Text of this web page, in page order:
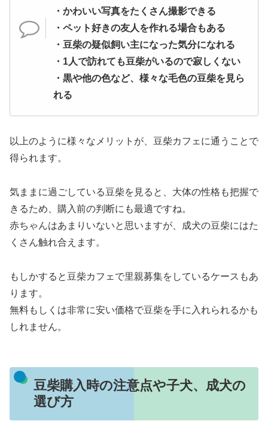
・かわいい写真をたくさん撮影できる
・ペット好きの友人を作れる場合もある
・豆柴の疑似飼い主になった気分になれる
・1人で訪れても豆柴がいるので寂しくない
・黒や他の色など、様々な毛色の豆柴を見ら
れる
以上のように様々なメリットが、豆柴カフェに通うことで
得られます。
気ままに過ごしている豆柴を見ると、大体の性格も把握で
きるため、購入前の判断にも最適ですね。
赤ちゃんはあまりいないと思いますが、成犬の豆柴にはた
くさん触れ合えます。
もしかすると豆柴カフェで里親募集をしているケースもあ
ります。
無料もしくは非常に安い価格で豆柴を手に入れられるかも
しれません。
豆柴購入時の注意点や子犬、成犬の
選び方